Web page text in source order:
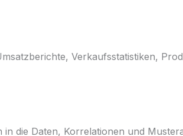
Verkaufsstatistiken,
die Daten, Korrelationen und